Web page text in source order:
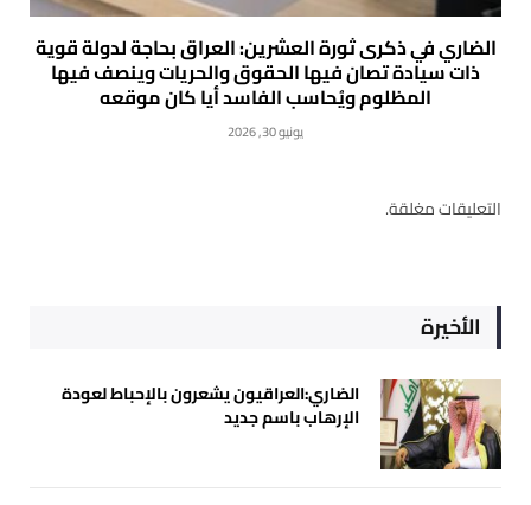
الضاري في ذكرى ثورة العشرين: العراق بحاجة لدولة قوية
ذات سيادة تصان فيها الحقوق والحريات وينصف فيها
المظلوم ويُحاسب الفاسد أيا كان موقعه
يونيو 30, 2026
التعليقات مغلقة.
الأخيرة
الضاري:العراقيون يشعرون بالإحباط لعودة
الإرهاب باسم جديد